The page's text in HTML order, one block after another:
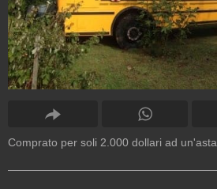
Comprato per soli 2.000 dollari ad un'asta